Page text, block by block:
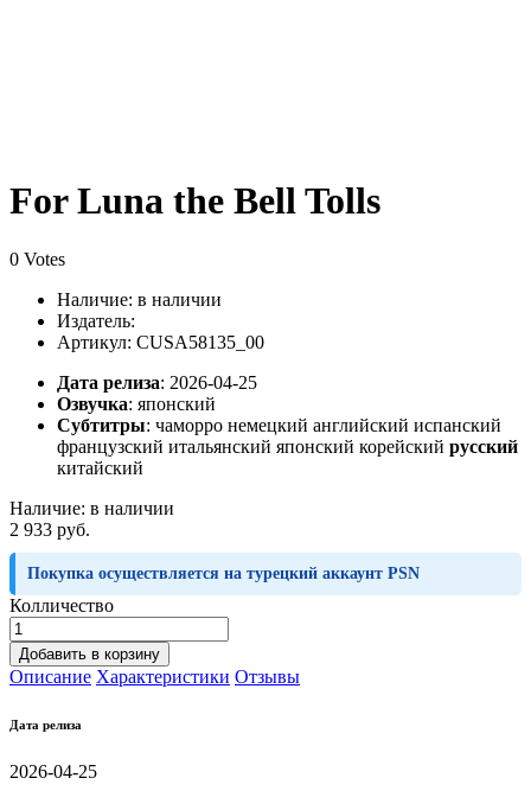
For Luna the Bell Tolls
0 Votes
Наличие: в наличии
Издатель:
Артикул: CUSA58135_00
Дата релиза: 2026-04-25
Озвучка: японский
Субтитры: чаморро немецкий английский испанский
французский итальянский японский корейский русский
китайский
Наличие: в наличии
2 933 руб.
Покупка осуществляется на турецкий аккаунт PSN
Колличество
Добавить в корзину
Описание Характеристики Отзывы
Дата релиза
2026-04-25